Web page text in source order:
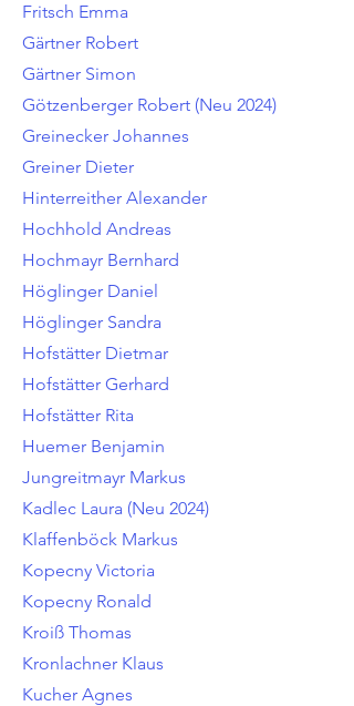
Fritsch Emma
Gärtner Robert
Gärtner Simon
Götzenberger Robert (Neu 2024)
Greinecker Johannes
Greiner Dieter
Hinterreither Alexander
Hochhold Andreas
Hochmayr Bernhard
Höglinger Daniel
Höglinger Sandra
Hofstätter Dietmar
Hofstätter Gerhard
Hofstätter Rita
Huemer Benjamin
Jungreitmayr Markus
Kadlec Laura (Neu 2024)
Klaffenböck Markus
Kopecny Victoria
Kopecny Ronald
Kroiß Thomas
Kronlachner Klaus
Kucher Agnes